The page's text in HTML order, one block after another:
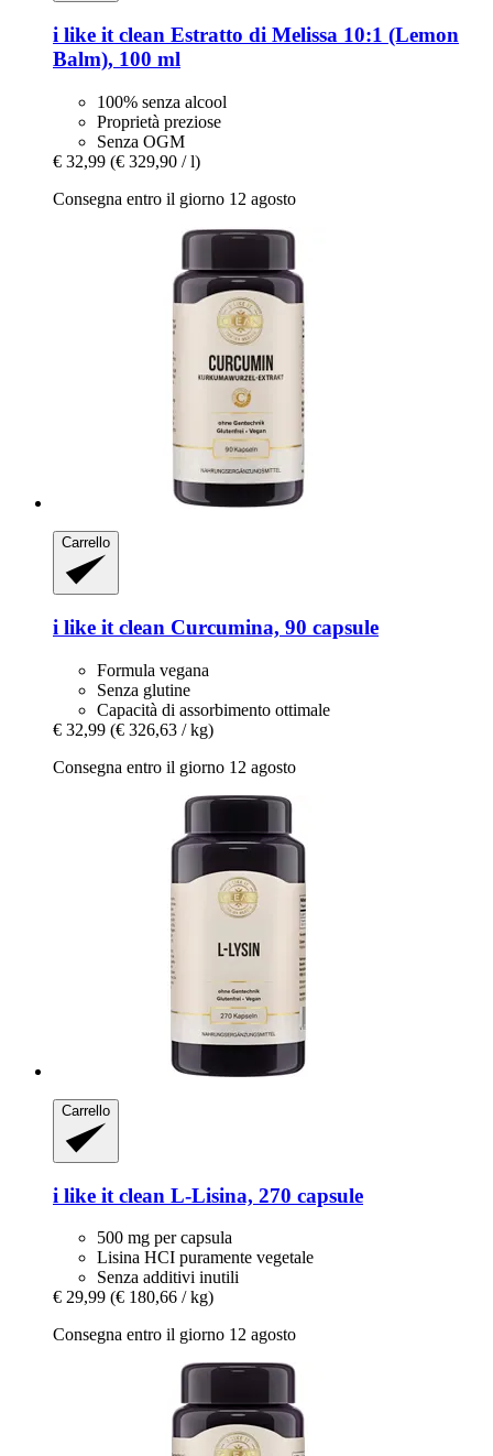
i like it clean Estratto di Melissa 10:1 (Lemon
Balm), 100 ml
100% senza alcool
Proprietà preziose
Senza OGM
€ 32,99 (€ 329,90 / l)
Consegna entro il giorno 12 agosto
Carrello
i like it clean Curcumina, 90 capsule
Formula vegana
Senza glutine
Capacità di assorbimento ottimale
€ 32,99 (€ 326,63 / kg)
Consegna entro il giorno 12 agosto
Carrello
i like it clean L-​Lisina, 270 capsule
500 mg per capsula
Lisina HCI puramente vegetale
Senza additivi inutili
€ 29,99 (€ 180,66 / kg)
Consegna entro il giorno 12 agosto